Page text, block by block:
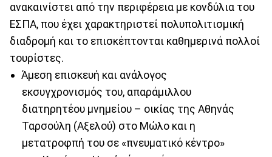
ανακαινίστει από την περιφέρεια με κονδύλια του
ΕΣΠΑ, που έχει χαρακτηριστεί πολυπολιτισμική
διαδρομή και το επισκέπτονται καθημερινά πολλοί
τουρίστες.
Άμεση επισκευή και ανάλογος
εκσυγχρονισμός του, απαράμιλλου
διατηρητέου μνημείου – οικίας της Αθηνάς
Ταρσούλη (Αξελού) στο Μώλο και η
μετατροφπή του σε «πνευματικό κέντρο»